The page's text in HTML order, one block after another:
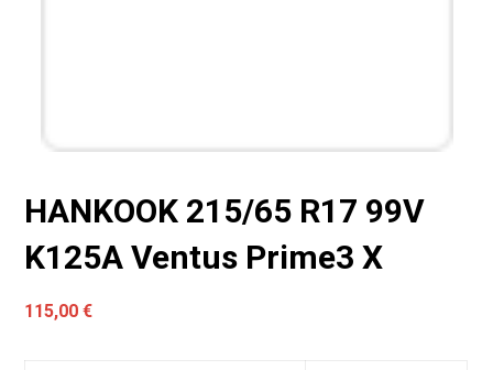
HANKOOK 215/65 R17 99V
K125A Ventus Prime3 X
115,00€